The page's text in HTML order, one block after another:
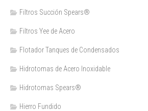
Filtros Succión Spears®
Filtros Yee de Acero
Flotador Tanques de Condensados
Hidrotomas de Acero Inoxidable
Hidrotomas Spears®
Hierro Fundido